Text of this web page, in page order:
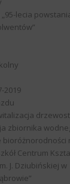
lecia
2019
zbiornika
bioróżnorodności
Centrum
J. Dziubińskiej w